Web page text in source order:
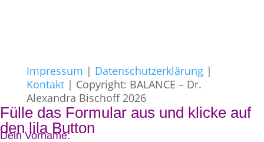
Impressum | Datenschutzerklärung|
Kontakt| Copyright: BALANCE – Dr.
Alexandra Bischoff 2026
Fülle das Formular aus und klicke auf
den lila Button
Dein Vorname: